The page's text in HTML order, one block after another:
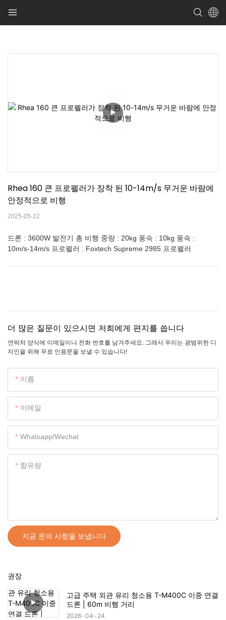
Rhea 160 큰 프로펠러가 장착 된 10-14m/s 무거운 바람에
안정적으로 비행
2025-05-22
드론 : 3600W 발전기 총 비행 중량 : 20kg 풍속 : 10kg 풍속 :
10m/s-14m/s 프로펠러 : Foxtech Supreme 2985 프로펠러
더 많은 질문이 있으시면 저희에게 편지를 씁니다
연락처 양식에 이메일이나 전화 번호를 남겨주세요. 그래서 우리는 광범위한 디
자인을 위해 무료 인용문을 보낼 수 있습니다!
이름
이메일
Whatsapp/wechat
함유량
지금 문의 사항을 보냅니다
권장
고급 주택 외관 유리 청소용 T-M400C 이중 연결
드론 | 60m 비행 거리
2026 04 24